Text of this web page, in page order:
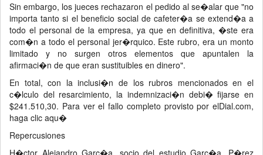
Sin embargo, los jueces rechazaron el pedido al se�alar que "no
importa tanto si el beneficio social de cafeter�a se extend�a a
todo el personal de la empresa, ya que en definitiva, �ste era
com�n a todo el personal jer�rquico. Este rubro, era un monto
limitado y no surgen otros elementos que apuntalen la
afirmaci�n de que eran sustituibles en dinero".
En total, con la inclusi�n de los rubros mencionados en el
c�lculo del resarcimiento, la indemnizaci�n debi� fijarse en
$241.510,30. Para ver el fallo completo provisto por elDial.com,
haga clic aqu�
Repercusiones